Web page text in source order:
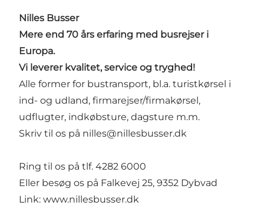
Nilles Busser
Mere end 70 års erfaring med busrejser i
Europa.
Vi leverer kvalitet, service og tryghed!
Alle former for bustransport, bl.a. turistkørsel i
ind- og udland, firmarejser/firmakørsel,
udflugter, indkøbsture, dagsture m.m.
Skriv til os på nilles@nillesbusser.dk
Ring til os på tlf. 4282 6000
Eller besøg os på Falkevej 25, 9352 Dybvad
Link: www.nillesbusser.dk